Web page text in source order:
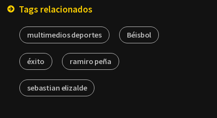
Tags relacionados
multimedios deportes Béisbol
éxito ramiro peña
sebastian elizalde